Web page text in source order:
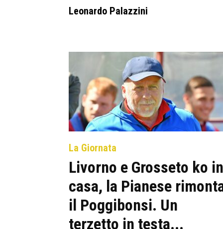
Leonardo Palazzini
La Giornata
Livorno e Grosseto ko in
casa, la Pianese
il Poggibonsi. Un
terzetto in testa...